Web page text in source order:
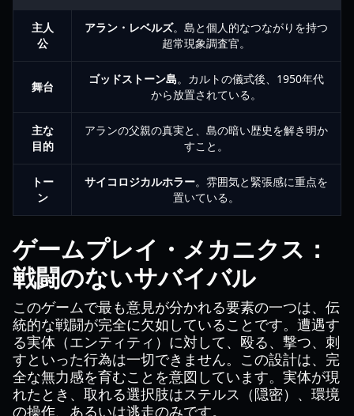
主人
公
アラン・レベルズ。島と個人的なつながりを持つ
超常現象調査官。
舞台
ゴッドストーン島。カルトの儀式後、1950年代
から放置されている。
主な
目的
アランの父親の真実と、島の暗い歴史を解き明か
すこと。
トー
ン
サイコロジカルホラー。雰囲気と緊張感に重点を
置いている。
ゲームプレイ・メカニクス：
戦闘のないサバイバル
このゲームで最も意見が分かれる要素の一つは、伝
統的な戦闘が完全に欠如していることです。遭遇す
る実体（エンティティ）に対して、殴る、撃つ、刺
すといった行為は一切できません。この設計は、完
全な無力感を育むことを意図しています。実体が現
れたとき、取れる選択肢はステルス（隠密）、環境
の操作、あるいは逃走のみです。